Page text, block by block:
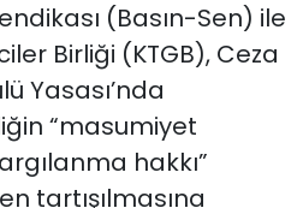
(Basın-Sen) ile
Birliği (KTGB), Ceza
Yasası’nda
“masumiyet
hakkı”
tartışılmasına